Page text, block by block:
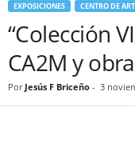
EXPOSICIONES CENTRO DE
“Colección
CA2M y
Por Jesús F Briceño - 3